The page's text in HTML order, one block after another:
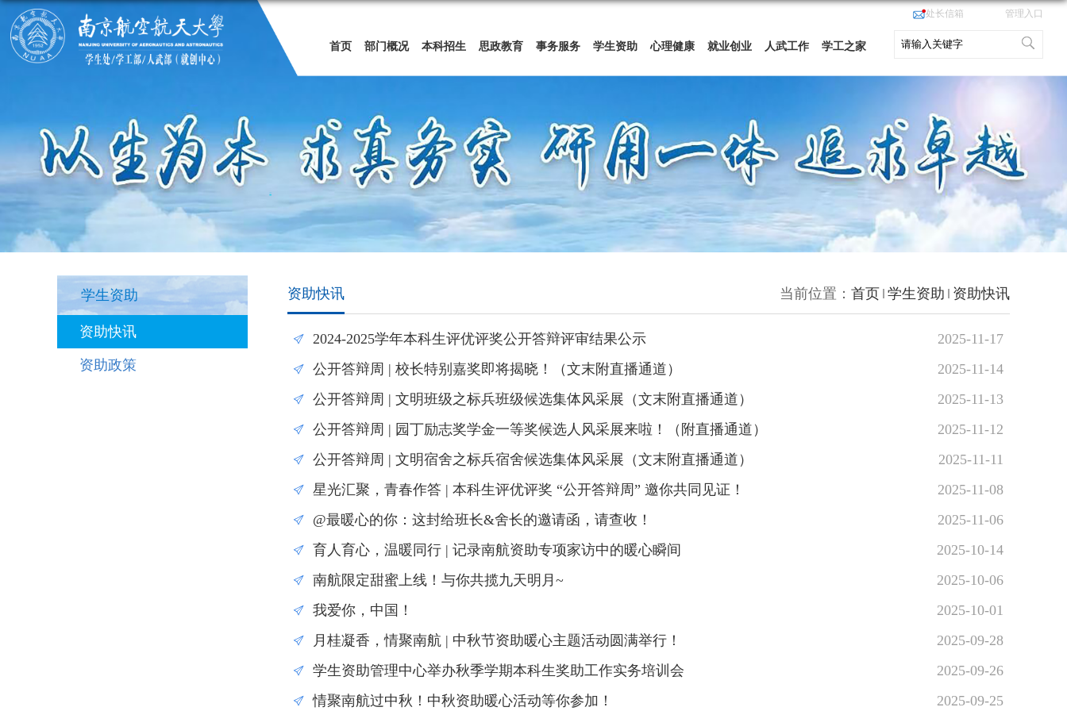
管理入口
处长信箱
首页 部门概况 本科招生 思政教育 事务服务 学生资助 心理健康 就业创业 人武工作 学工之家
学生资助
资助快讯
资助政策
当前位置： 首页 学生资助 资助快讯
资助快讯
2024-2025学年本科生评优评奖公开答辩评审结果公示
2025-11-17
公开答辩周 | 校长特别嘉奖即将揭晓！（文末附直播通道）
2025-11-14
公开答辩周 | 文明班级之标兵班级候选集体风采展（文末附直播通道）
2025-11-13
公开答辩周 | 园丁励志奖学金一等奖候选人风采展来啦！（附直播通道）
2025-11-12
公开答辩周 | 文明宿舍之标兵宿舍候选集体风采展（文末附直播通道）
2025-11-11
星光汇聚，青春作答 | 本科生评优评奖 “公开答辩周” 邀你共同见证！
2025-11-08
@最暖心的你：这封给班长&舍长的邀请函，请查收！
2025-11-06
育人育心，温暖同行 | 记录南航资助专项家访中的暖心瞬间
2025-10-14
南航限定甜蜜上线！与你共揽九天明月~
2025-10-06
我爱你，中国！
2025-10-01
月桂凝香，情聚南航 | 中秋节资助暖心主题活动圆满举行！
2025-09-28
学生资助管理中心举办秋季学期本科生奖助工作实务培训会
2025-09-26
情聚南航过中秋！中秋资助暖心活动等你参加！
2025-09-25